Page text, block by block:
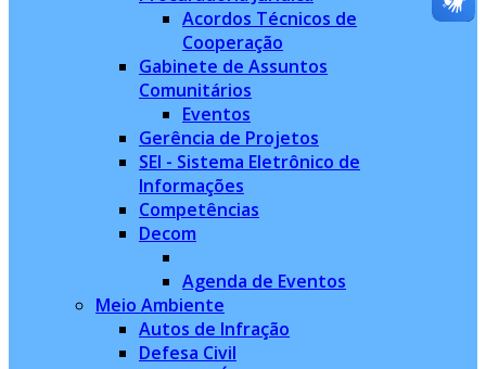
Acordos Técnicos de
Cooperação
Gabinete de Assuntos
Comunitários
Eventos
Gerência de Projetos
SEI - Sistema Eletrônico de
Informações
Competências
Decom
Agenda de Eventos
Meio Ambiente
Autos de Infração
Defesa Civil